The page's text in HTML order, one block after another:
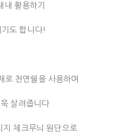
내 활용하기
도 합니다!
천연쉘을 사용하여
살려줍니다
지 체크무늬 원단으로